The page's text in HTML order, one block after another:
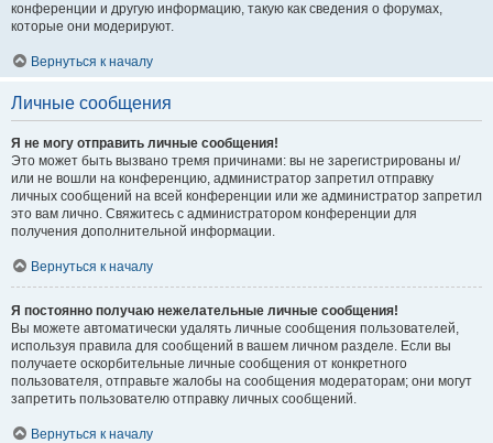
конференции и другую информацию, такую как сведения о форумах,
которые они модерируют.
Вернуться к началу
Личные сообщения
Я не могу отправить личные сообщения!
Это может быть вызвано тремя причинами: вы не зарегистрированы и/
или не вошли на конференцию, администратор запретил отправку
личных сообщений на всей конференции или же администратор запретил
это вам лично. Свяжитесь с администратором конференции для
получения дополнительной информации.
Вернуться к началу
Я постоянно получаю нежелательные личные сообщения!
Вы можете автоматически удалять личные сообщения пользователей,
используя правила для сообщений в вашем личном разделе. Если вы
получаете оскорбительные личные сообщения от конкретного
пользователя, отправьте жалобы на сообщения модераторам; они могут
запретить пользователю отправку личных сообщений.
Вернуться к началу